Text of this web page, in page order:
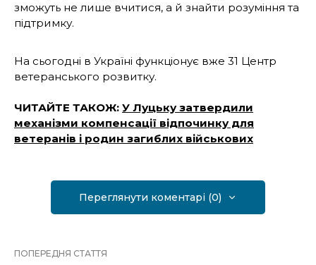
зможуть не лише вчитися, а й знайти розуміння та
підтримку.
На сьогодні в Україні функціонує вже 31 Центр
ветеранського розвитку.
ЧИТАЙТЕ ТАКОЖ: У Луцьку затвердили
механізми компенсації відпочинку для
ветеранів і родин загиблих військових
Переглянути коментарі (0)
ПОПЕРЕДНЯ СТАТТЯ